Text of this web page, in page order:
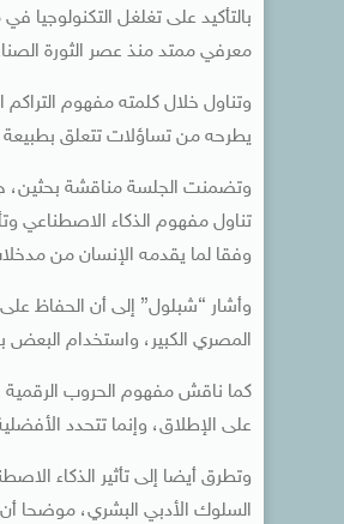
بالتأكيد على تغلغل
معرفي ممتد منذ عصر الثورة
وتناول خلال كلمته مفهوم
يطرحه من تساؤلات تتعلق بطبيعة
وتضمنت الجلسة مناقشة بحثين،
تناول مفهوم الذكاء الاصطناعي
وفقا لما يقدمه الإنسان من
وأشار “شبلول” إلى أن الحفاظ
المصري الكبير، واستخدام البعض
كما ناقش مفهوم الحروب الرقمية
على الإطلاق، وإنما تتحدد
وتطرق أيضا إلى تأثير الذكاء
السلوك الأدبي البشري، موضحا